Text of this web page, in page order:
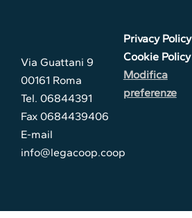
Via Guattani 9
00161 Roma
Tel. 06844391
Fax 0684439406
E-mail
info@legacoop.coop
Privacy Policy
Cookie Policy
Modifica
preferenze